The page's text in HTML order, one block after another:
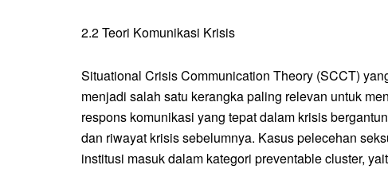
2.2 Teori Komunikasi Krisis
Situational Crisis Communication Theory (SCCT)
menjadi salah satu kerangka paling relevan untuk
respons komunikasi yang tepat dalam krisis
dan riwayat krisis sebelumnya. Kasus pelecehan
institusi masuk dalam kategori preventable cluster,